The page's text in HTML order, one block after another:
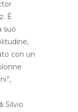
È
suo
con un
Silvio